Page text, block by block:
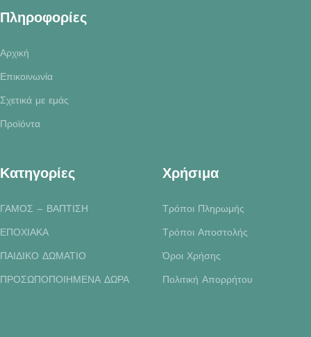
Πληροφορίες
Αρχική
Επικοινωνία
Σχετικά με εμάς
Προϊόντα
Κατηγορίες
ΓΑΜΟΣ – ΒΑΠΤΙΣΗ
ΕΠΟΧΙΑΚΑ
ΠΑΙΔΙΚΟ ΔΩΜΑΤΙΟ
ΠΡΟΣΩΠΟΠΟΙΗΜΕΝΑ ΔΩΡΑ
Χρήσιμα
Τρόποι Πληρωμής
Τρόποι Αποστολής
Όροι Χρήσης
Πολιτική Απορρήτου